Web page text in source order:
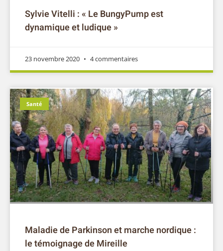
Sylvie Vitelli : « Le BungyPump est
dynamique et ludique »
23 novembre 2020 4 commentaires
Santé
Maladie de Parkinson et marche nordique :
le témoignage de Mireille